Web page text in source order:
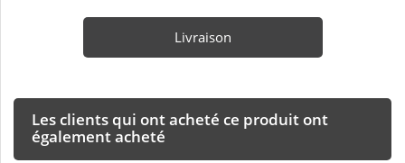
Livraison
Les clients qui ont acheté ce produit ont
également acheté